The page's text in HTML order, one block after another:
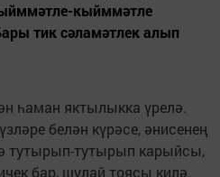
кыйммәтле
тик сәламәтлек алып
һаман яктылыкка үрелә.
белән күрәсе, әнисенең
тутырып-тутырып карыйсы,
бар, шулай тоясы килә.